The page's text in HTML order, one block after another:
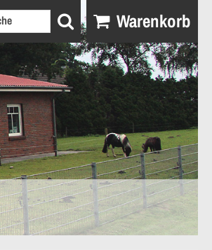
Warenkorb